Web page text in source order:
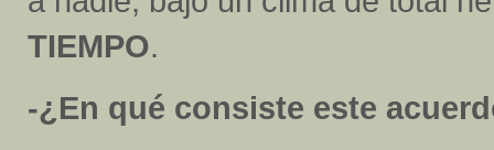
TIEMPO.
-¿En qué consiste este